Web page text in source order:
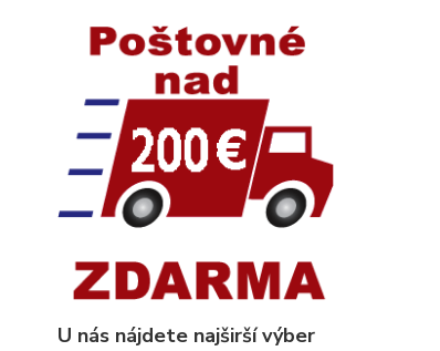
U nás nájdete najširší výber